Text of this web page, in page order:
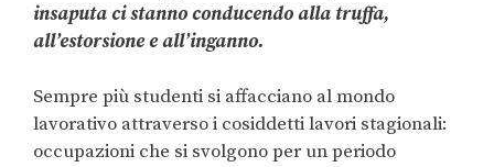
insaputa ci stanno conducendo alla truffa,
all’estorsione e all’inganno.
Sempre più studenti si affacciano al mondo
lavorativo attraverso i cosiddetti lavori stagionali:
occupazioni che si svolgono per un periodo